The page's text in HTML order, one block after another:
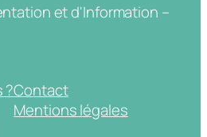
et d'Information –
?Contact
Mentions légales